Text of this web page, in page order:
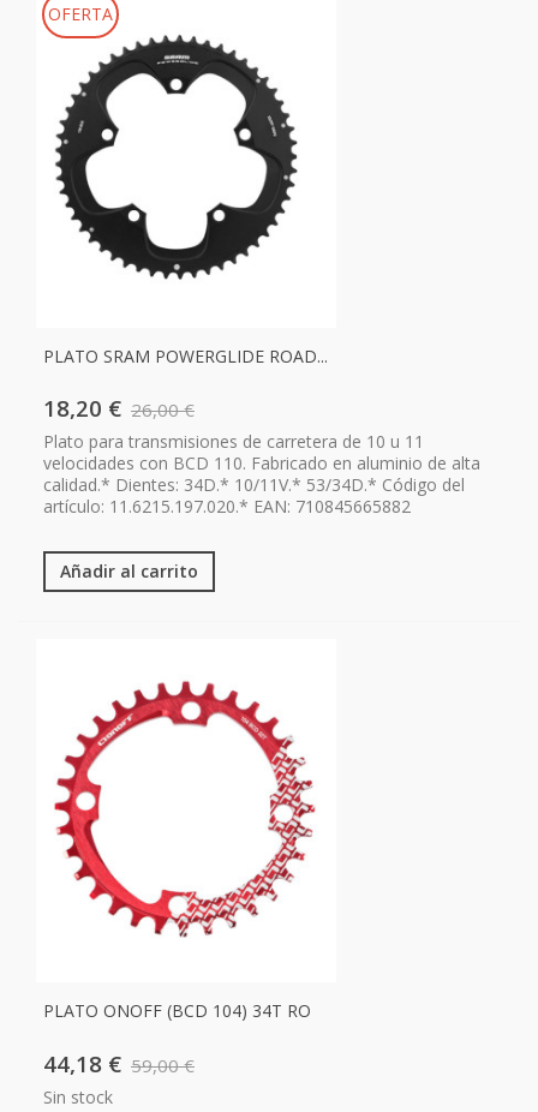
OFERTA
PLATO SRAM POWERGLIDE ROAD...
18,20 € 26,00 €
Plato para transmisiones de carretera de 10 u 11
velocidades con BCD 110. Fabricado en aluminio de alta
calidad.* Dientes: 34D.* 10/11V.* 53/34D.* Código del
artículo: 11.6215.197.020.* EAN: 710845665882
Añadir al carrito
PLATO ONOFF (BCD 104) 34T RO
44,18 € 59,00 €
Sin stock